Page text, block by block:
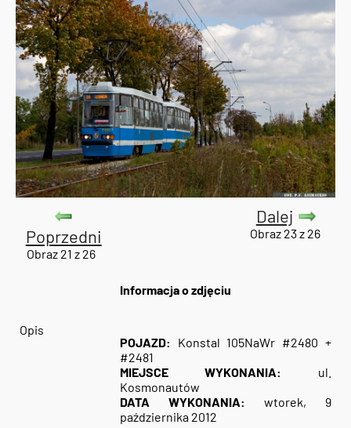
Poprzedni
Obraz 21 z 26
Dalej
Obraz 23 z 26
Informacja o zdjęciu
Opis
POJAZD: Konstal 105NaWr #2480 +
#2481
MIEJSCE WYKONANIA:
ul.
Kosmonautów
DATA WYKONANIA: wtorek, 9
października 2012